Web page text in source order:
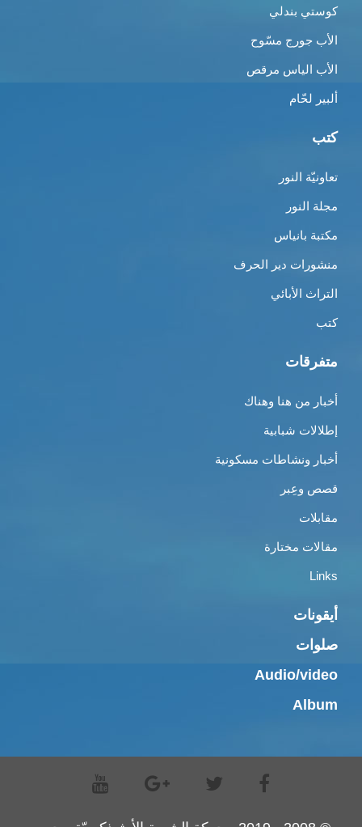
كوستي بندلي
الأب جورج مسّوح
الأب الياس مرقص
ألبير لحّام
كتب
تعاونيّة النور
مجلة النور
مكتبة بانياس
منشورات دير الحرف
التراث الأبائي
كتب
متفرقات
أخبار من هنا وهناك
إطلالات شبابية
أخبار ونشاطات مسكونية
قصص وعِبر
مقابلات
مقالات مختارة
Links
أيقونات
صلوات
Audio/video
Album